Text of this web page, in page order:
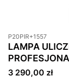
P20PIR+1557
LAMPA
Słup 4m IP65
Cena
3 290,00 zł